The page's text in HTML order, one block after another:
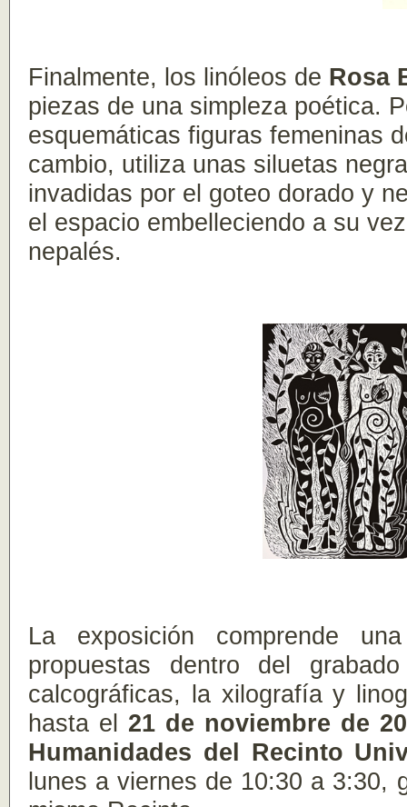
Finalmente, los linóleos de Rosa
piezas de una simpleza poética.
esquemáticas figuras femeninas
cambio, utiliza unas siluetas
invadidas por el goteo dorado y
el espacio embelleciendo a su
nepalés.
La exposición comprende
propuestas dentro del
calcográficas, la xilografía y
hasta el 21 de noviembre de
Humanidades del Recinto
lunes a viernes de 10:30 a 3:30,